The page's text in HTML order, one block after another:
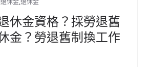
休金資格？採勞退舊
金？勞退舊制換工作